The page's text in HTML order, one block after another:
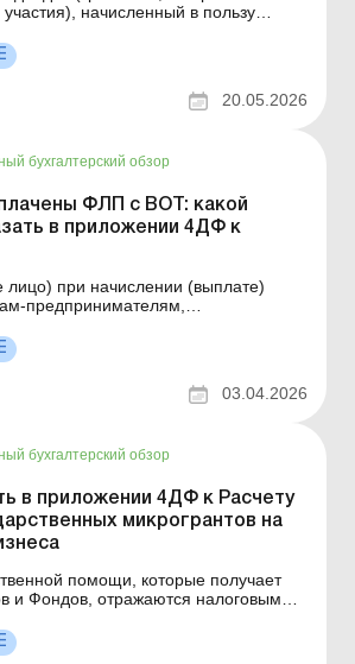
начисленный в пользу
Расчету по признаку дохода «109».
по теме: Дія Сіті – особое
20.05.2026
бухгалтерский обзор
ФЛП с ВОТ: какой
в приложении 4ДФ к
лицо) при начислении (выплате)
предпринимателям,
НКУ, должен отразить такие
4ДФ к Расчету по признаку
дохода «157». Больше по теме: Приложение 4ДФ: ...
03.04.2026
бухгалтерский обзор
в приложении 4ДФ к Расчету
микрогрантов на
помощи, которые получает
и Фондов, отражаются налоговым
см. ниже. Больше по теме:
правила и примеры заполнения